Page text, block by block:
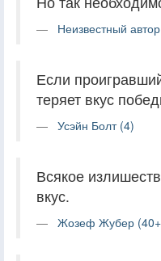
Неизвестный
Если
теряет вкус
Усэйн Болт (4)
Всякое
вкус.
Жозеф Жубер